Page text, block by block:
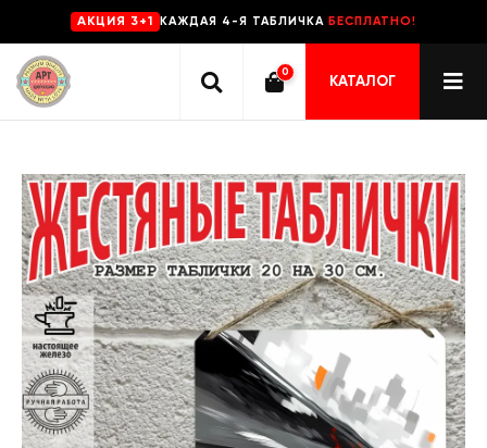
AKЦИЯ 3+1 КАЖДАЯ 4-Я ТАБЛИЧКА БЕСПЛАТНО!
0
КАТАЛОГ